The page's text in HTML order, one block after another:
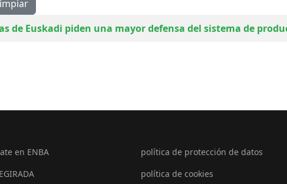
de Euskadi piden una mayor defensa del sistema de
en ENBA
política de protección de datos
política de cookies